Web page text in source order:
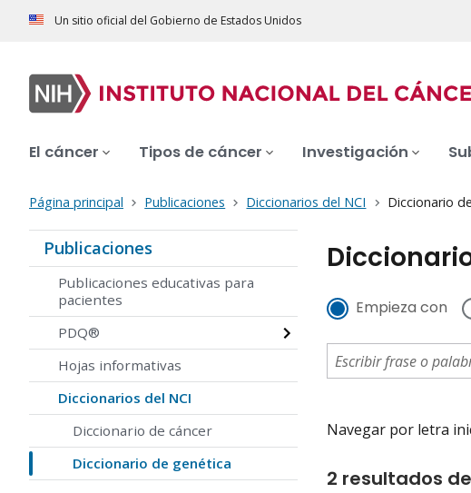
Un sitio oficial del Gobierno de Estados Unidos
El cáncer Tipos de cáncer Investigación
Página principal Publicaciones Diccionarios del NCI Diccionario
Publicaciones
Publicaciones educativas para
pacientes
PDQ®
Hojas informativas
Diccionarios del NCI
Diccionario de cáncer
Diccionario de genética
Empieza con
Navegar por letra
2 resultados